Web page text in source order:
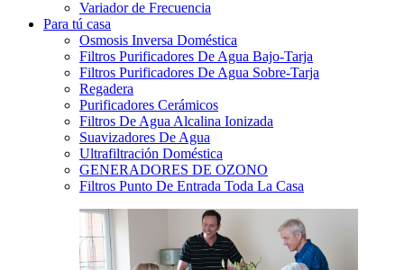
Variador de Frecuencia
Para tú casa
Osmosis Inversa Doméstica
Filtros Purificadores De Agua Bajo-Tarja
Filtros Purificadores De Agua Sobre-Tarja
Regadera
Purificadores Cerámicos
Filtros De Agua Alcalina Ionizada
Suavizadores De Agua
Ultrafiltración Doméstica
GENERADORES DE OZONO
Filtros Punto De Entrada Toda La Casa